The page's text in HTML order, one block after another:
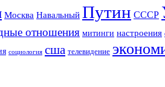
Москва Навальный Путин СССР
отношения митинги настроения
социология сша телевидение